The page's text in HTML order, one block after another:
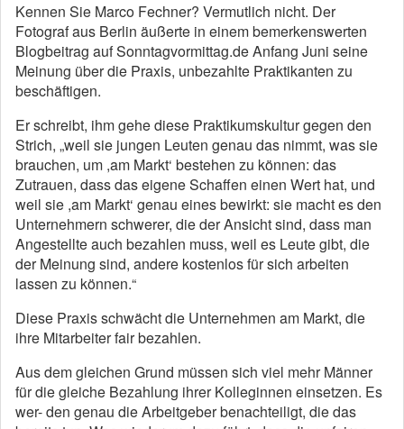
Kennen Sie Marco Fechner? Vermutlich nicht. Der
Fotograf aus Berlin äußerte in einem bemerkenswerten
Blogbeitrag auf Sonntagvormittag.de Anfang Juni seine
Meinung über die Praxis, unbezahlte Praktikanten zu
beschäftigen.
Er schreibt, ihm gehe diese Praktikumskultur gegen den
Strich, „weil sie jungen Leuten genau das nimmt, was sie
brauchen, um ,am Markt‘ bestehen zu können: das
Zutrauen, dass das eigene Schaffen einen Wert hat, und
weil sie ,am Markt‘ genau eines bewirkt: sie macht es den
Unternehmern schwerer, die der Ansicht sind, dass man
Angestellte auch bezahlen muss, weil es Leute gibt, die
der Meinung sind, andere kostenlos für sich arbeiten
lassen zu können.“
Diese Praxis schwächt die Unternehmen am Markt, die
ihre Mitarbeiter fair bezahlen.
Aus dem gleichen Grund müssen sich viel mehr Männer
für die gleiche Bezahlung ihrer Kolleginnen einsetzen. Es
wer- den genau die Arbeitgeber benachteiligt, die das